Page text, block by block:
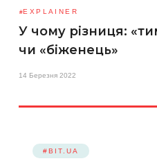
EXPLAINER
У чому різниця:
чи «біженець»
14 Березня 2022
#BIT.UA